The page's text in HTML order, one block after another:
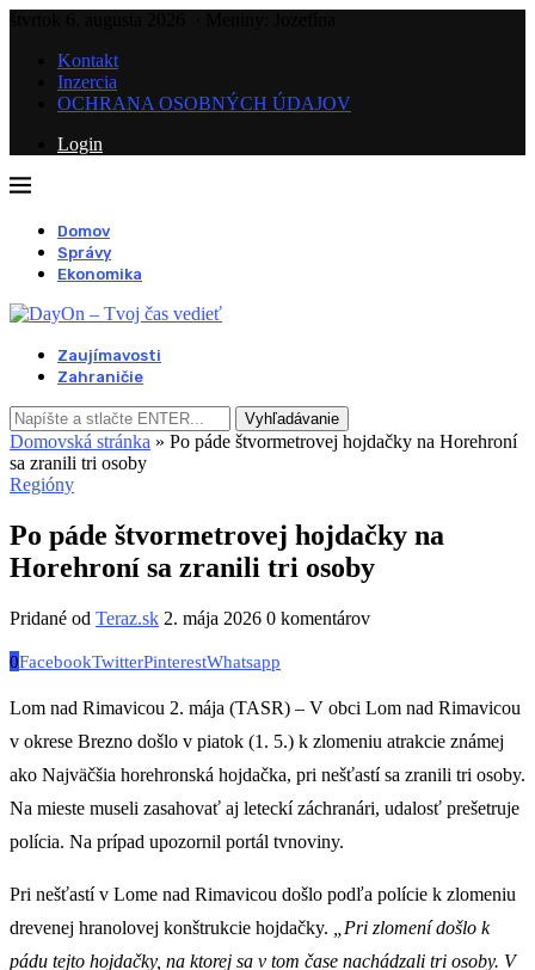
Kontakt
Inzercia
OCHRANA OSOBNÝCH ÚDAJOV
Login
Domov
Správy
Ekonomika
Zaujímavosti
Zahraničie
Vyhľadávanie
Domovská stránka » Po páde štvormetrovej hojdačky na Horehroní
sa zranili tri osoby
Regióny
Po páde štvormetrovej hojdačky na
Horehroní sa zranili tri osoby
Pridané od Teraz.sk 2. mája 2026 0 komentárov
0FacebookTwitterPinterestWhatsapp
Lom nad Rimavicou 2. mája (TASR) – V obci Lom nad Rimavicou
v okrese Brezno došlo v piatok (1. 5.) k zlomeniu atrakcie známej
ako Najväčšia horehronská hojdačka, pri nešťastí sa zranili tri osoby.
Na mieste museli zasahovať aj leteckí záchranári, udalosť prešetruje
polícia. Na prípad upozornil portál tvnoviny.
Pri nešťastí v Lome nad Rimavicou došlo podľa polície k zlomeniu
drevenej hranolovej konštrukcie hojdačky.
„Pri zlomení došlo k
pádu tejto hojdačky, na ktorej sa v tom čase nachádzali tri osoby. V